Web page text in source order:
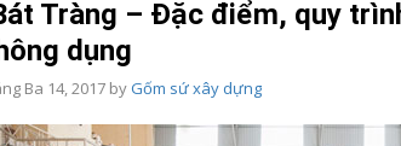
Tràng – Đặc điểm, quy
dụng
Ba 14, 2017 byGốm sứ xây dựng